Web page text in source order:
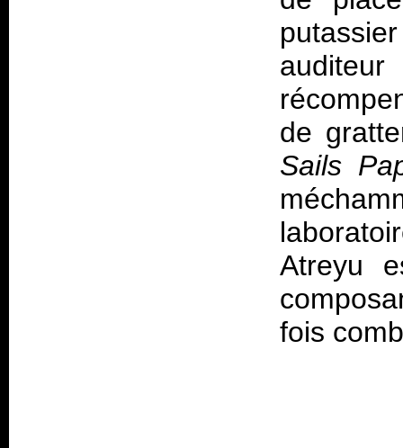
de
Sails
Atreyu